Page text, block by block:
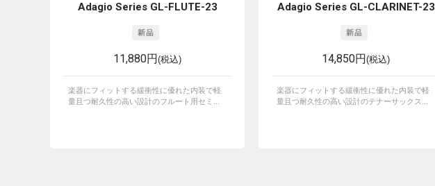
Adagio Series GL-FLUTE-23
11,880円(税込)
楽器にフィットする緩衝性に優れた内装で軽
量且つ耐久性の高い設計のフルート用セミ...
Adagio Series GL-CLARINET-23
14,850円(税込)
楽器にフィットする緩衝性に優れた内装で軽
量且つ耐久性の高い設計のテナーサックス...